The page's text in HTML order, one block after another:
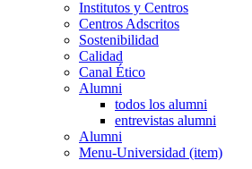
Institutos y Centros
Centros Adscritos
Sostenibilidad
Calidad
Canal Ético
Alumni
todos los alumni
entrevistas alumni
Alumni
Menu-Universidad (item)